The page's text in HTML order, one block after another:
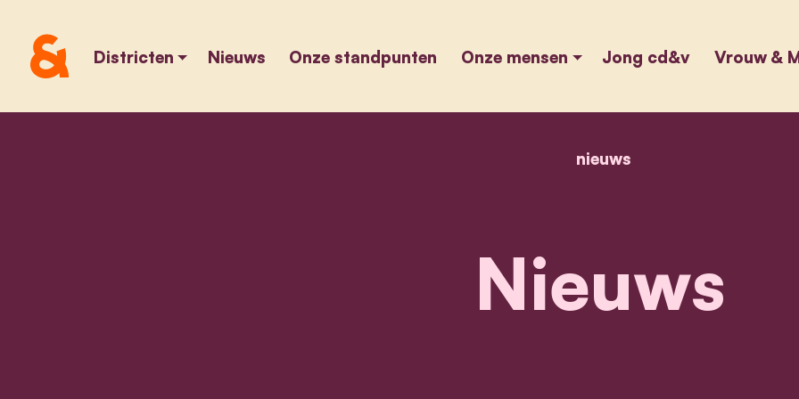
Districten Nieuws Onze standpunten Onze mensen Jong cd&v Vrouw &
home
nieuwsnieuws
Nieuws